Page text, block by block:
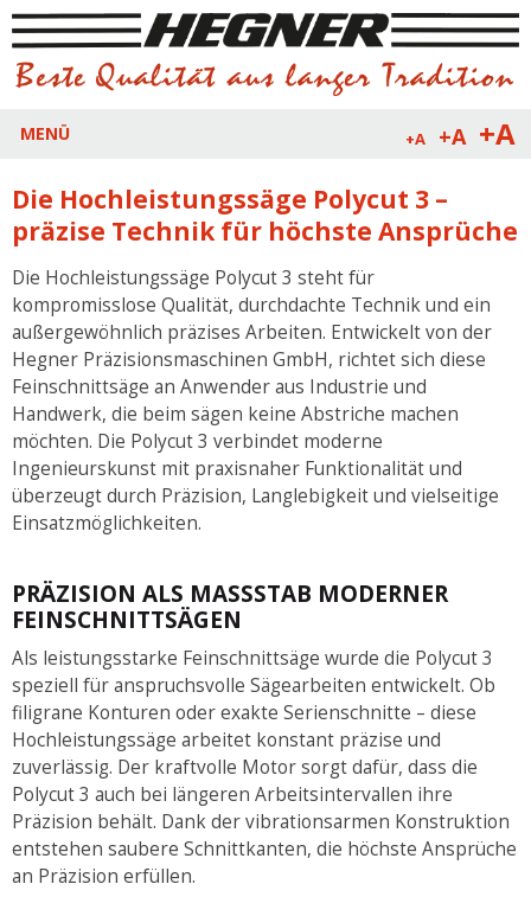
+A +A +A
MENÜ
Die Hochleistungssäge Polycut 3 –
präzise Technik für höchste Ansprüche
Die Hochleistungssäge Polycut 3 steht für
kompromisslose Qualität, durchdachte Technik und ein
außergewöhnlich präzises Arbeiten. Entwickelt von der
Hegner Präzisionsmaschinen GmbH, richtet sich diese
Feinschnittsäge an Anwender aus Industrie und
Handwerk, die beim sägen keine Abstriche machen
möchten. Die Polycut 3 verbindet moderne
Ingenieurskunst mit praxisnaher Funktionalität und
überzeugt durch Präzision, Langlebigkeit und vielseitige
Einsatzmöglichkeiten.
PRÄZISION ALS MASSSTAB MODERNER F
EINSCHNITTSÄGEN
Als leistungsstarke Feinschnittsäge wurde die Polycut 3
speziell für anspruchsvolle Sägearbeiten entwickelt. Ob
filigrane Konturen oder exakte Serienschnitte – diese
Hochleistungssäge arbeitet konstant präzise und
zuverlässig. Der kraftvolle Motor sorgt dafür, dass die
Polycut 3 auch bei längeren Arbeitsintervallen ihre
Präzision behält. Dank der vibrationsarmen Konstruktion
entstehen saubere Schnittkanten, die höchste Ansprüche
an Präzision erfüllen.